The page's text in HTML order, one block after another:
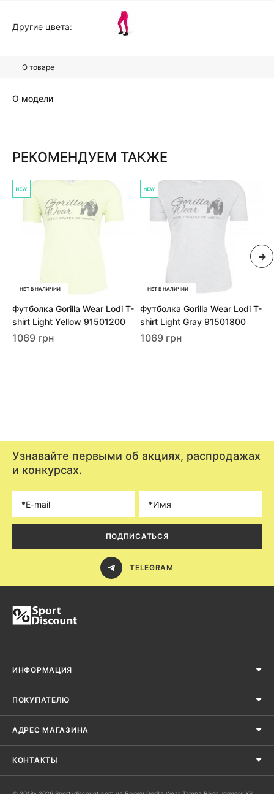
Другие цвета:
О товаре
О модели
РЕКОМЕНДУЕМ ТАКЖЕ
НЕТ В НАЛИЧИИ
Футболка Gorilla Wear Lodi T-
shirt Light Yellow 91501200
1069 грн
НЕТ В НАЛИЧИИ
Футболка Gorilla Wear Lodi T-
shirt Light Gray 91501800
1069 грн
Узнавайте первыми об акциях, распродажах
и конкурсах.
ПОДПИСАТЬСЯ
TELEGRAM
ИНФОРМАЦИЯ
ПОКУПАТЕЛЮ
АДРЕС МАГАЗИНА
КОНТАКТЫ